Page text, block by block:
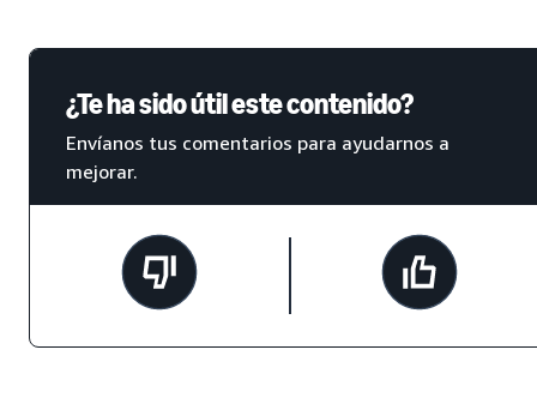
¿Te ha sido útil este contenido?
Envíanos tus comentarios para ayudarnos a
mejorar.